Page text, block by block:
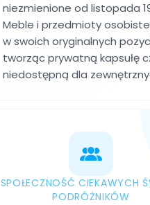
niezmienione od listopada
Meble i przedmioty
w swoich oryginalnych
tworząc prywatną kapsułę
niedostępną dla
SPOŁECZNOŚĆ CIEKAWYCH
PODRÓŻNIKÓW